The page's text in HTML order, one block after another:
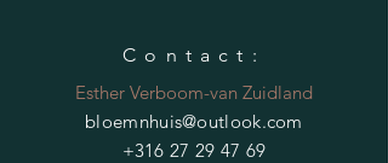
Contact:
Esther Verboom-van Zuidland
bloemnhuis@outlook.com
+316 27 29 47 69